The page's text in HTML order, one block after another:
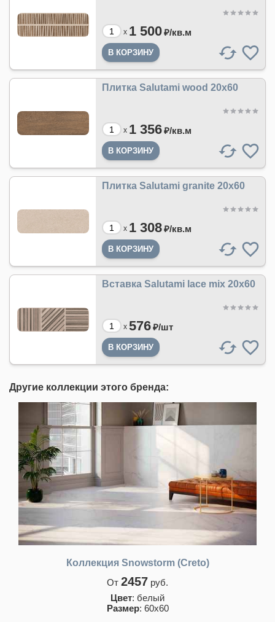
x 1 500₽/кв.м
Плитка Salutami wood 20х60
x 1 356₽/кв.м
Плитка Salutami granite 20х60
x 1 308₽/кв.м
Вставка Salutami lace mix 20х60
x 576₽/шт
Другие коллекции этого бренда:
Коллекция Snowstorm (Creto)
От 2457 руб.
Цвет: белый
Размер: 60х60